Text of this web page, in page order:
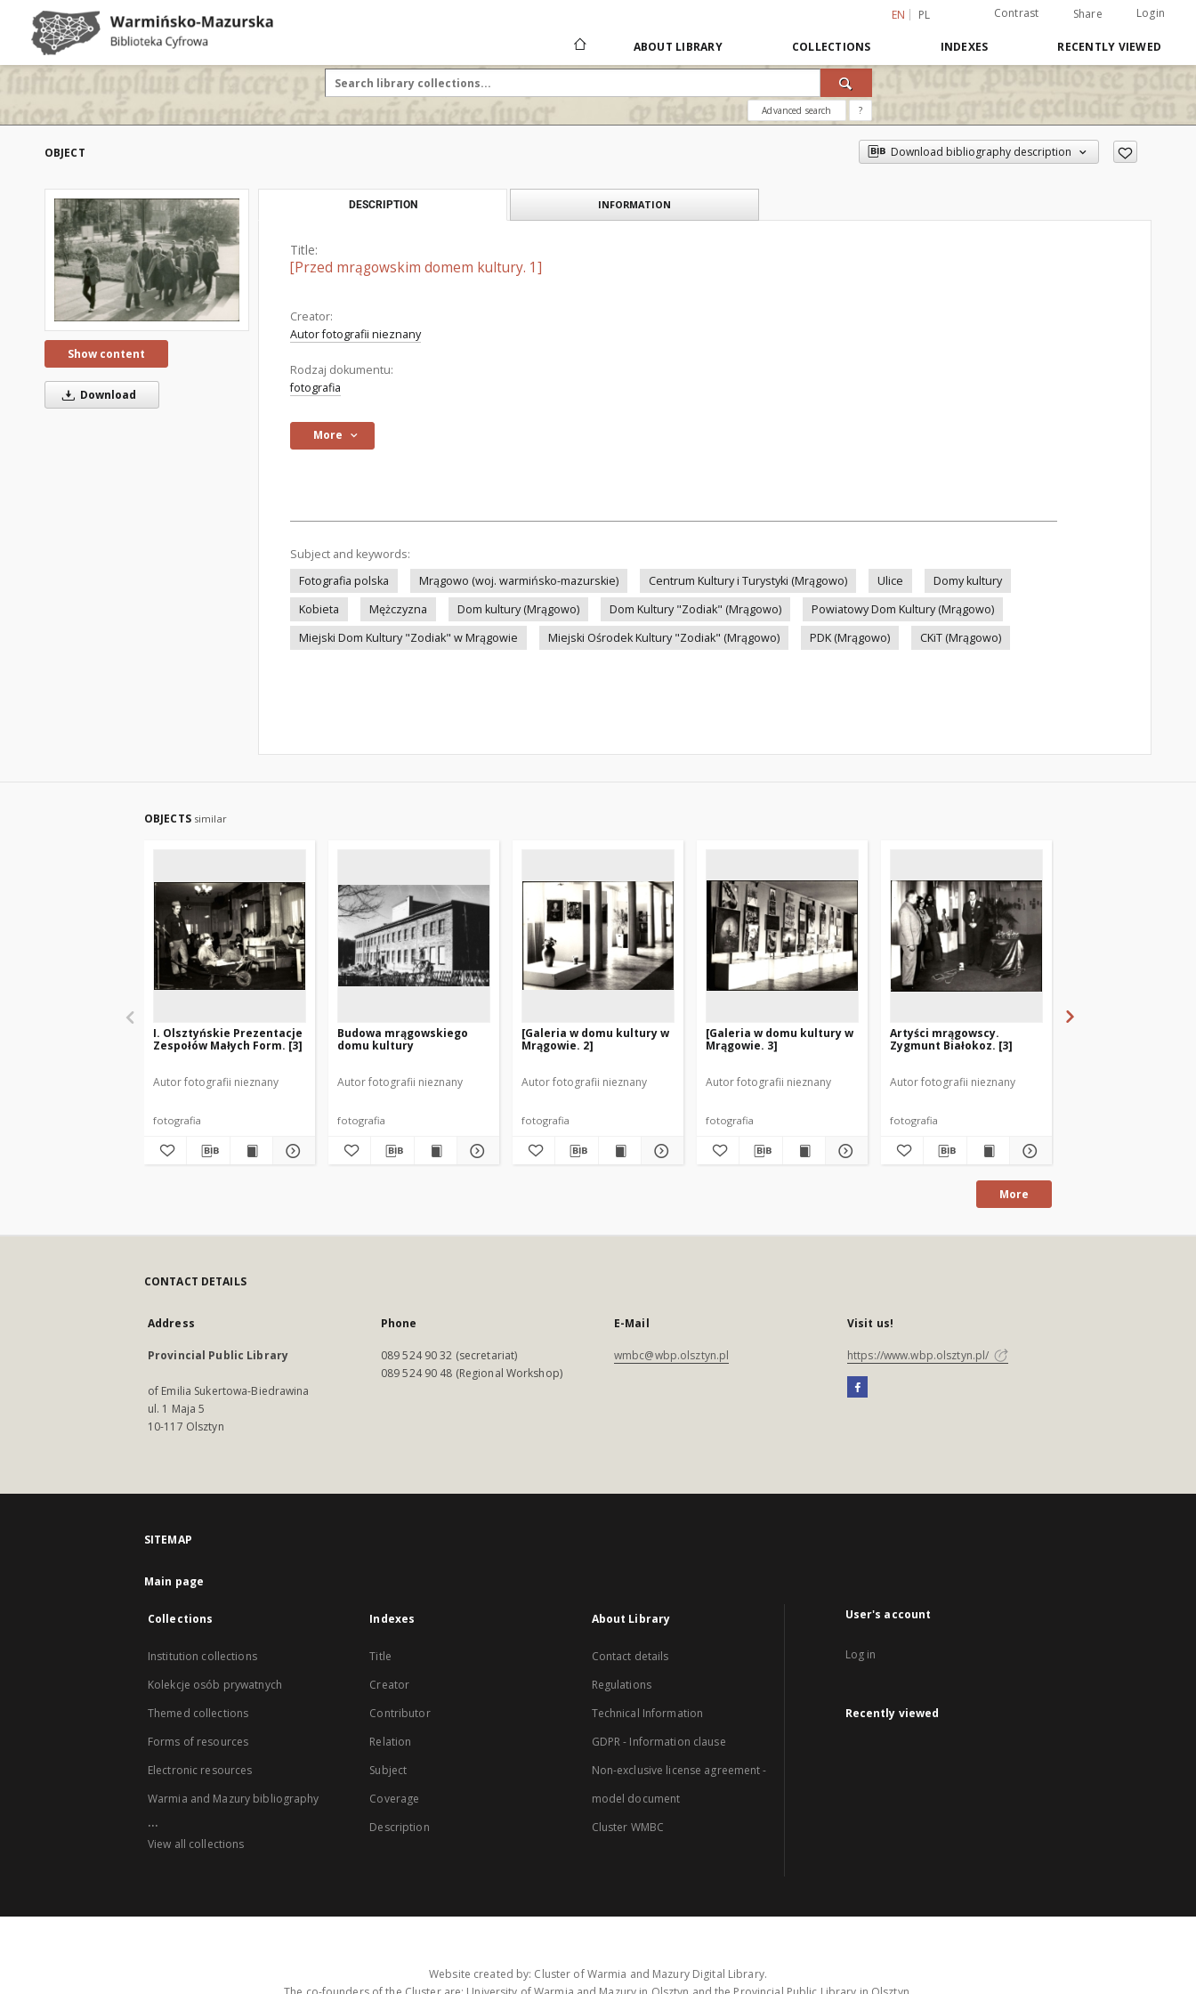
EN PL Contrast Share Login
ABOUT LIBRARY COLLECTIONS INDEXES RECENTLY VIEWED
Advanced search ?
OBJECT Download bibliography description
Show content
Download
DESCRIPTION INFORMATION
Title:
[Przed mrągowskim domem kultury. 1]
Creator:
Autor fotografii nieznany
Rodzaj dokumentu:
fotografia
More
Subject and keywords:
Fotografia polska
Mrągowo (woj. warmińsko-mazurskie) Centrum Kultury i Turystyki (Mrągowo) Ulice
Domy kultury
Kobieta
Mężczyzna Dom kultury (Mrągowo) Dom Kultury "Zodiak" (Mrągowo)
Powiatowy Dom Kultury (Mrągowo)
Miejski Dom Kultury "Zodiak" w Mrągowie
Miejski Ośrodek Kultury "Zodiak" (Mrągowo) PDK (Mrągowo) CKiT (Mrągowo)
OBJECTS similar
I. Olsztyńskie Prezentacje
Zespołów Małych Form. [3]
Autor fotografii nieznany
fotografia
Budowa mrągowskiego
domu kultury
Autor fotografii nieznany
fotografia
[Galeria w domu kultury w
Mrągowie. 2]
Autor fotografii nieznany
fotografia
[Galeria w domu kultury w
Mrągowie. 3]
Autor fotografii nieznany
fotografia
Artyści mrągowscy.
Zygmunt Białokoz. [3]
Autor fotografii nieznany
fotografia
More
CONTACT DETAILS
Address
Provincial Public Library
of Emilia Sukertowa-Biedrawina
ul. 1 Maja 5
10-117 Olsztyn
Phone
089 524 90 32 (secretariat)
089 524 90 48 (Regional Workshop)
E-Mail
wmbc@wbp.olsztyn.pl
Visit us!
https://www.wbp.olsztyn.pl/
SITEMAP
Main page
Collections
Institution collections
Kolekcje osób prywatnych
Themed collections
Forms of resources
Electronic resources
Warmia and Mazury bibliography
...
View all collections
Indexes
Title
Creator
Contributor
Relation
Subject
Coverage
Description
About Library
Contact details
Regulations
Technical Information
GDPR - Information clause
Non-exclusive license agreement -
model document
Cluster WMBC
User's account
Log in
Recently viewed
Website created by: Cluster of Warmia and Mazury Digital Library.